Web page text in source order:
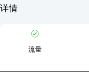
详情
流量